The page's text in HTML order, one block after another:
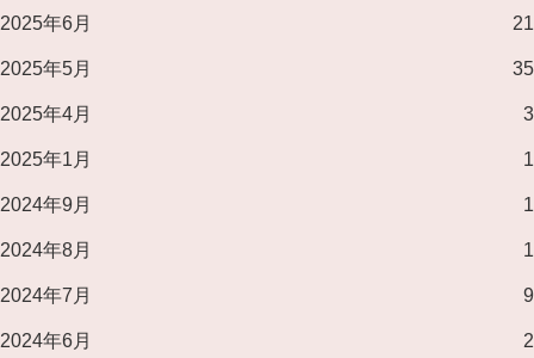
2025年6月 21
2025年5月 35
2025年4月 3
2025年1月 1
2024年9月 1
2024年8月 1
2024年7月 9
2024年6月 2